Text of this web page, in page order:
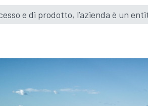
e di prodotto, l’azienda è un